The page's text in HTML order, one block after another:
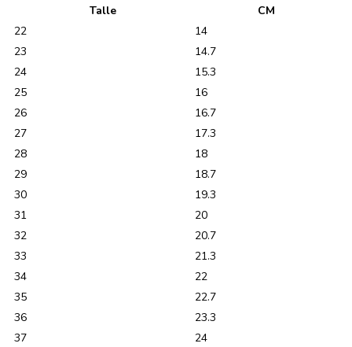
Talle
CM
22
14
23
14.7
24
15.3
25
16
26
16.7
27
17.3
28
18
29
18.7
30
19.3
31
20
32
20.7
33
21.3
34
22
35
22.7
36
23.3
37
24